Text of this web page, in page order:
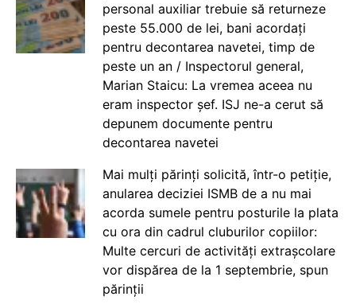
personal auxiliar trebuie să returneze
peste 55.000 de lei, bani acordați
pentru decontarea navetei, timp de
peste un an / Inspectorul general,
Marian Staicu: La vremea aceea nu
eram inspector șef. ISJ ne-a cerut să
depunem documente pentru
decontarea navetei
Mai mulți părinți solicită, într-o petiție,
anularea deciziei ISMB de a nu mai
acorda sumele pentru posturile la plata
cu ora din cadrul cluburilor copiilor:
Multe cercuri de activități extrașcolare
vor dispărea de la 1 septembrie, spun
părinții